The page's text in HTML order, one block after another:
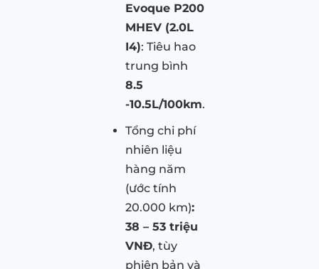
Evoque P200
MHEV (2.0L
I4): Tiêu hao
trung bình
8.5
-10.5L/100km.
Tổng chi phí
nhiên liệu
hàng năm
(ước tính
20.000 km):
38 – 53 triệu
VNĐ, tùy
phiên bản và